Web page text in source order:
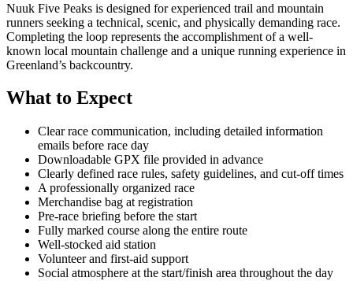
Nuuk Five Peaks is designed for experienced trail and mountain
runners seeking a technical, scenic, and physically demanding race.
Completing the loop represents the accomplishment of a well-
known local mountain challenge and a unique running experience in
Greenland’s backcountry.
What to Expect
Clear race communication, including detailed information
emails before race day
Downloadable GPX file provided in advance
Clearly defined race rules, safety guidelines, and cut-off times
A professionally organized race
Merchandise bag at registration
Pre-race briefing before the start
Fully marked course along the entire route
Well-stocked aid station
Volunteer and first-aid support
Social atmosphere at the start/finish area throughout the day